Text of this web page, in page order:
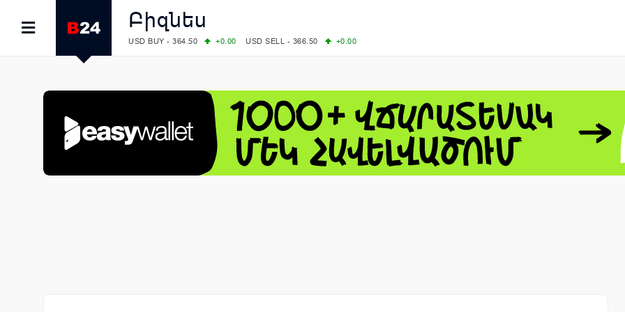
Բիզնես
USD BUY - 364.50 +0.00 USD SELL - 366.50
+0.00
COMEX: PLATINUM - 1759.60
LME: ALUMINIUM - 3184.00
-0.27 COPPER - 13791.00
-0.12
LME: NICKEL - 17249.00
+0.09 TIN - 55268.00
+2.50
LME: LEAD - 1877.50
-1.00 ZINC - 3643.00
+1.43
FOREX: USD/JPY - 157.76
-0.39 EUR/GBP - 1.1558
+0.32
FOREX: EUR/USD - 1.1558
+0.32 GBP/USD - 1.3488
+0.30